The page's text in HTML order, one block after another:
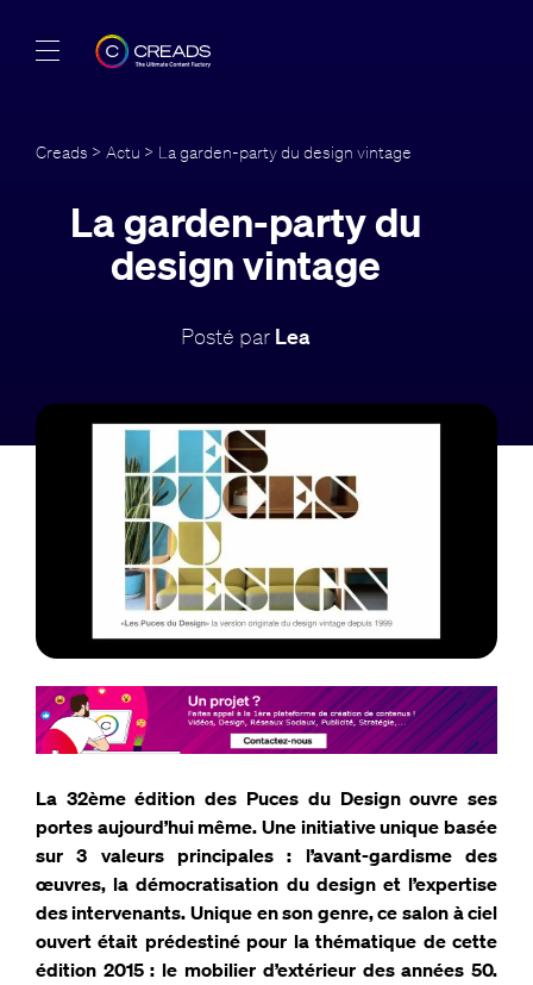
À propos
Creads > Actu > La garden-party du design vintage
La garden-party du
design vintage
Posté par Lea
La 32ème édition des Puces du Design ouvre ses
portes aujourd’hui même. Une initiative unique basée
sur 3 valeurs principales : l’avant-gardisme des
œuvres, la démocratisation du design et l’expertise
des intervenants. Unique en son genre, ce salon à ciel
ouvert était prédestiné pour la thématique de cette
édition 2015 : le mobilier d’extérieur des années 50.